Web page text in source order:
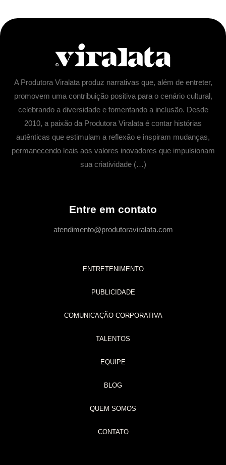
A Produtora Viralata produz narrativas que, além de entreter,
promovem uma contribuição positiva para o cenário cultural,
celebrando a diversidade e fomentando a inclusão. Desde
2010, a paixão da Produtora Viralata é contar histórias
autênticas que estimulam a reflexão e inspiram mudanças,
permanecendo leais aos valores inovadores que impulsionam
sua criatividade (…)
ENTRETENIMENTO
PUBLICIDADE
COMUNICAÇÃO CORPORATIVA
TALENTOS
EQUIPE
BLOG
QUEM SOMOS
CONTATO
Entre em contato
atendimento@produtoraviralata.com